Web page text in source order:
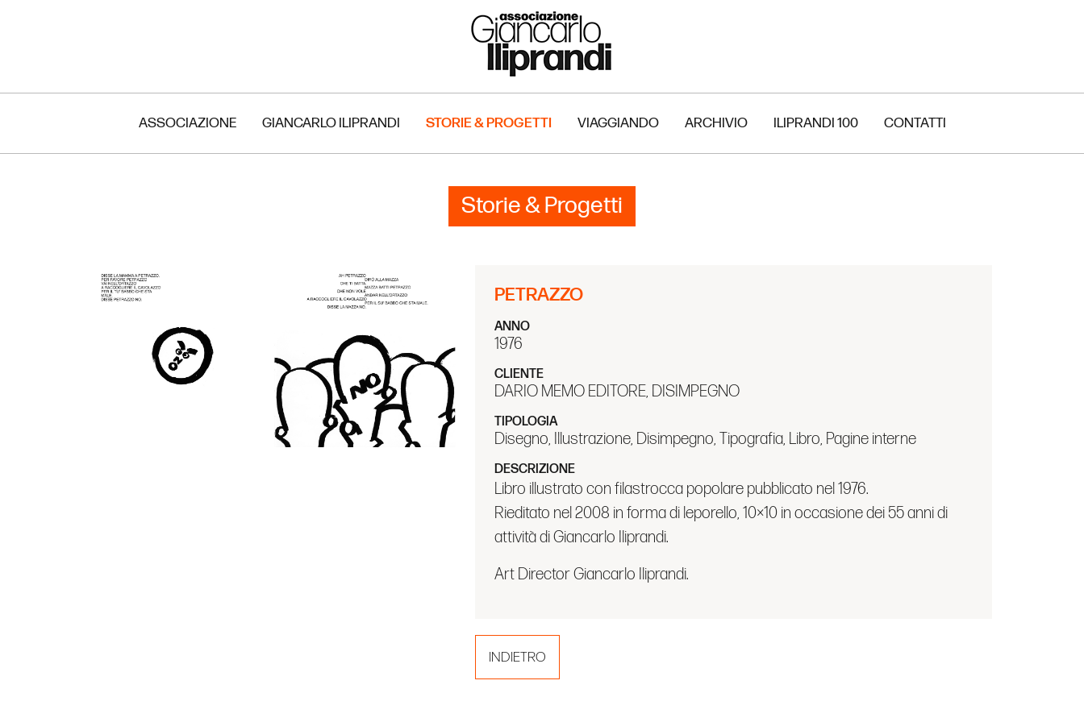
ASSOCIAZIONE GIANCARLO ILIPRANDI STORIE & PROGETTI VIAGGIANDO ARCHIVIO ILIPRANDI 100 CONTATTI
Storie & Progetti
PETRAZZO
ANNO
1976
CLIENTE
DARIO MEMO EDITORE, DISIMPEGNO
TIPOLOGIA
Disegno, Illustrazione, Disimpegno, Tipografia, Libro, Pagine interne
DESCRIZIONE
Libro illustrato con filastrocca popolare pubblicato nel 1976.
Rieditato nel 2008 in forma di leporello, 10×10 in occasione dei 55 anni di
attività di Giancarlo Iliprandi.
Art Director Giancarlo Iliprandi.
INDIETRO